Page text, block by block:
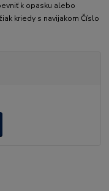
k opasku alebo
kriedy s navijakom Číslo